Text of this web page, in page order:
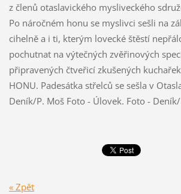
z členů otaslavického mysliveckého
Po náročném honu se myslivci sešli na
cihelně a i ti, kterým lovecké štěstí
pochutnat na výtečných zvěřinových
připravených čtveřicí zkušených
HONU. Padesátka střelců se sešla v
Deník/P. Moš Foto - Úlovek. Foto -
« Zpět